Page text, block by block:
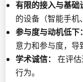
有限的接入与基础
的设备（智能手机
参与度与动机低下：
意力和参与度，导
学术诚信：
在评
行为。